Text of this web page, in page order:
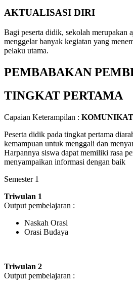
AKTUALISASI DIRI
Bagi peserta didik, sekolah merupakan
menggelar banyak kegiatan yang
pelaku utama.
PEMBABAKAN
TINGKAT PERTAMA
Capaian Keterampilan :
Peserta didik pada tingkat pertama
kemampuan untuk menggali dan
Harpannya siswa dapat memiliki rasa
menyampaikan informasi dengan baik
Semester 1
Triwulan 1
Output pembelajaran :
Naskah Orasi
Orasi Budaya
Triwulan 2
Output pembelajaran :